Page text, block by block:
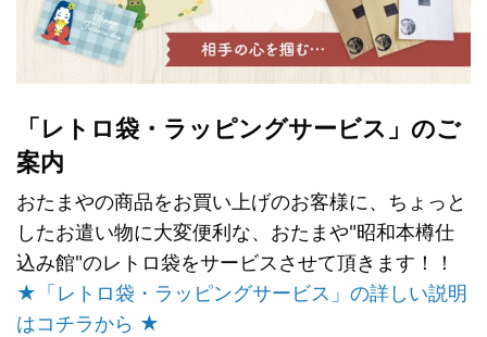
「レトロ袋・ラッピングサービス」のご
案内
おたまやの商品をお買い上げのお客様に、ちょっと
したお遣い物に大変便利な、おたまや"昭和本樽仕
込み館"のレトロ袋をサービスさせて頂きます！！
★「レトロ袋・ラッピングサービス」の詳しい説明
はコチラから ★